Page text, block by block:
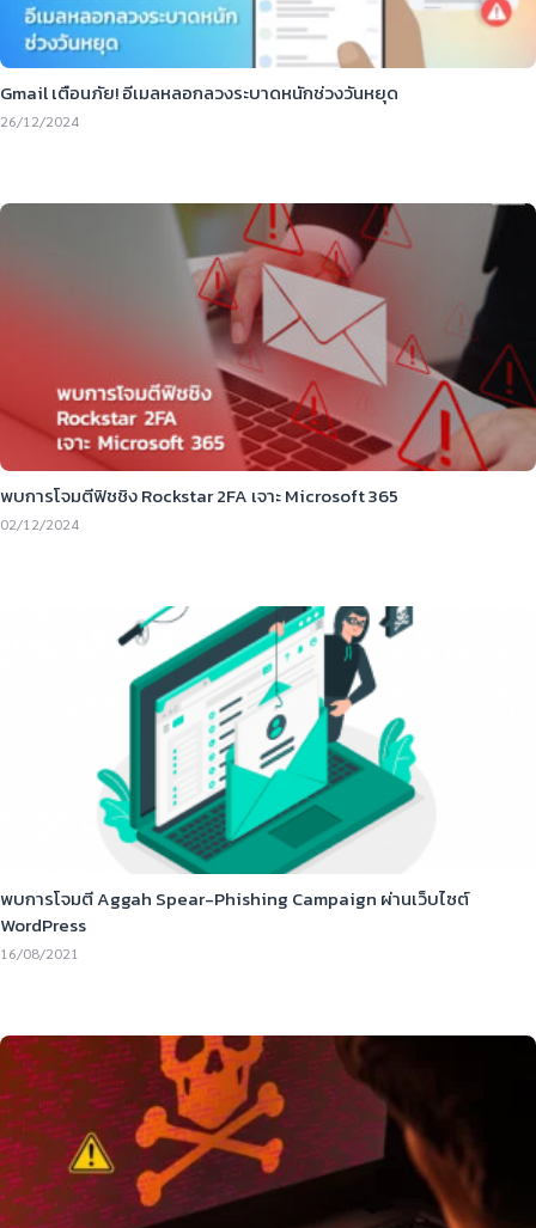
Gmail เตือนภัย! อีเมลหลอกลวงระบาดหนักช่วงวันหยุด
26/12/2024
พบการโจมตีฟิชชิง Rockstar 2FA เจาะ Microsoft 365
02/12/2024
พบการโจมตี Aggah Spear-Phishing Campaign ผ่านเว็บไซต์
WordPress
16/08/2021